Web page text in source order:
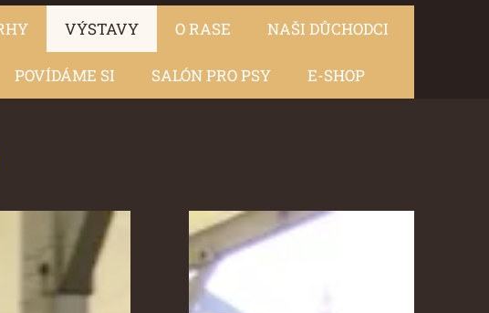
VÝSTAVY O RASE NAŠI DŮCHODCI
POVÍDÁME SI SALÓN PRO PSY E-SHOP